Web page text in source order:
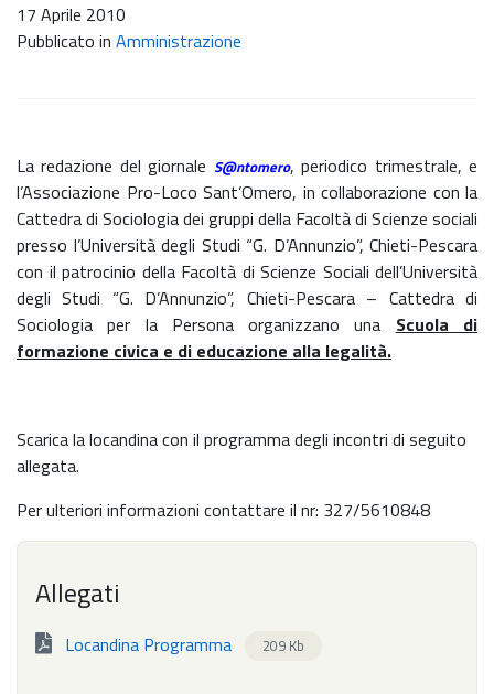
17 Aprile 2010
Pubblicato in Amministrazione
La redazione del giornale S@ntomero, periodico trimestrale, e
l’Associazione Pro-Loco Sant’Omero, in collaborazione con la
Cattedra di Sociologia dei gruppi della Facoltà di Scienze sociali
presso l’Università degli Studi “G. D’Annunzio”, Chieti-Pescara
con il patrocinio della Facoltà di Scienze Sociali dell’Università
degli Studi “G. D’Annunzio”, Chieti-Pescara – Cattedra di
Sociologia per la Persona organizzano una Scuola di
formazione civica e di educazione alla legalità.
Scarica la locandina con il programma degli incontri di seguito
allegata.
Per ulteriori informazioni contattare il nr: 327/5610848
Allegati
Locandina Programma 209 Kb